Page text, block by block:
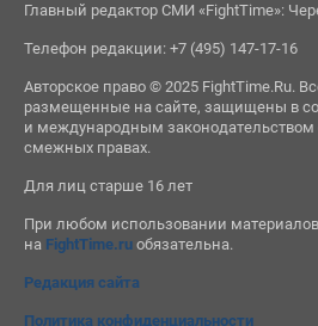
Главный редактор СМИ «FightTime»:
Телефон редакции: +7 (495) 147-17-16
Авторское право © 2025 FightTime.Ru.
размещенные на сайте, защищены в
и международным законодательством
смежных правах.
Для лиц старше 16 лет
При любом использовании
на FightTime.ruобязательна.
Редакция сайта
Политика конфиденциальности